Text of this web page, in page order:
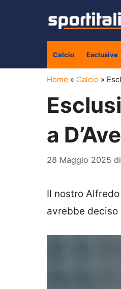
Calcio Esclusive
Home » Calcio »
a
28 Maggio 2025 di
Il nostro
avrebbe deciso